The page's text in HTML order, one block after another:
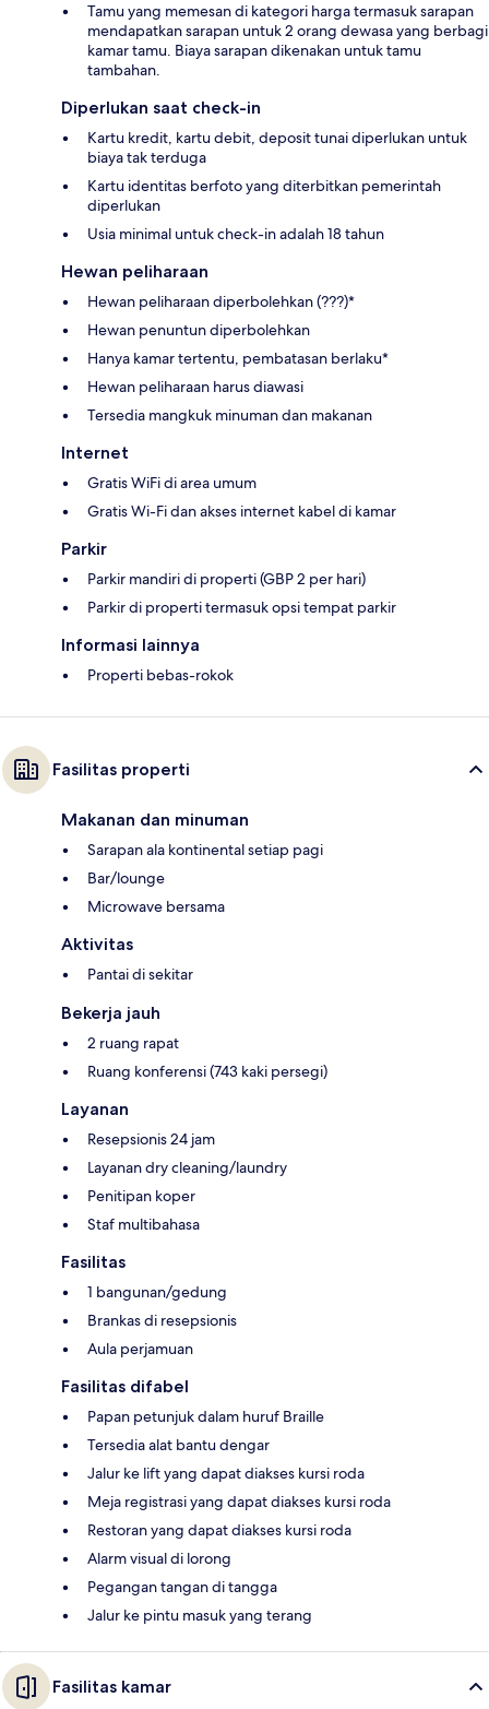
Tamu yang memesan di kategori harga termasuk sarapan
mendapatkan sarapan untuk 2 orang dewasa yang berbagi
kamar tamu. Biaya sarapan dikenakan untuk tamu
tambahan.
Diperlukan saat check-in
Kartu kredit, kartu debit, deposit tunai diperlukan untuk
biaya tak terduga
Kartu identitas berfoto yang diterbitkan pemerintah
diperlukan
Usia minimal untuk check-in adalah 18 tahun
Hewan peliharaan
Hewan peliharaan diperbolehkan (???)*
Hewan penuntun diperbolehkan
Hanya kamar tertentu, pembatasan berlaku*
Hewan peliharaan harus diawasi
Tersedia mangkuk minuman dan makanan
Internet
Gratis WiFi di area umum
Gratis Wi-Fi dan akses internet kabel di kamar
Parkir
Parkir mandiri di properti (GBP 2 per hari)
Parkir di properti termasuk opsi tempat parkir
Informasi lainnya
Properti bebas-rokok
Fasilitas properti
Makanan dan minuman
Sarapan ala kontinental setiap pagi
Bar/lounge
Microwave bersama
Aktivitas
Pantai di sekitar
Bekerja jauh
2 ruang rapat
Ruang konferensi (743 kaki persegi)
Layanan
Resepsionis 24 jam
Layanan dry cleaning/laundry
Penitipan koper
Staf multibahasa
Fasilitas
1 bangunan/gedung
Brankas di resepsionis
Aula perjamuan
Fasilitas difabel
Papan petunjuk dalam huruf Braille
Tersedia alat bantu dengar
Jalur ke lift yang dapat diakses kursi roda
Meja registrasi yang dapat diakses kursi roda
Restoran yang dapat diakses kursi roda
Alarm visual di lorong
Pegangan tangan di tangga
Jalur ke pintu masuk yang terang
Fasilitas kamar